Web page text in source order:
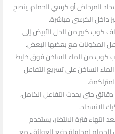
المرحاض أو كرسي الحمام، ينصح
داخل الكرسي مباشرة.
كوب كبير من الخل الأبيض إلى
المكونات مع بعضها البعض.
كوب من الماء الساخن فوق خليط
الساخن على تسريع التفاعل
دقائق حتى يحدث التفاعل الكامل،
الانسداد.
فترة الانتظار، يستخدم